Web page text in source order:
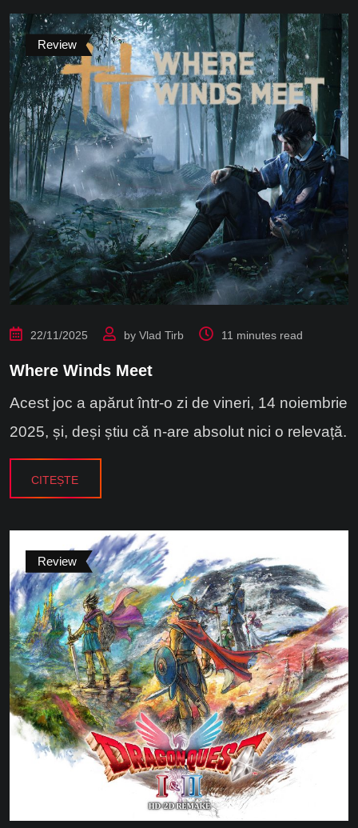
Review
22/11/2025 by Vlad Tirb 11 minutes read
Where Winds Meet
Acest joc a apărut într-o zi de vineri, 14 noiembrie
2025, și, deși știu că n-are absolut nici o relevață.
CITEȘTE
Review